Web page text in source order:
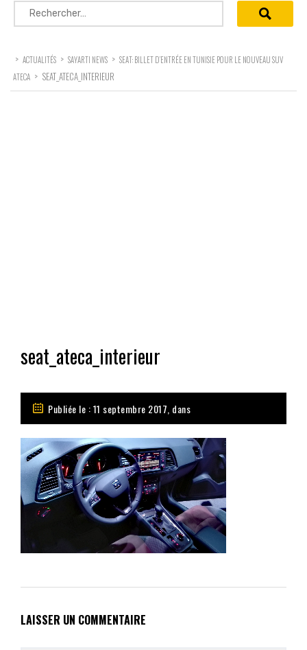
Rechercher :
> ACTUALITÉS > SAYARTI NEWS > SEAT: BILLET D’ENTRÉE EN TUNISIE POUR LE NOUVEAU SUV
ATECA > SEAT_ATECA_INTERIEUR
seat_ateca_interieur
Publiée le : 11 septembre 2017, dans
LAISSER UN COMMENTAIRE